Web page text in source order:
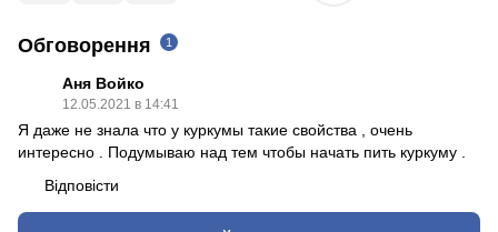
Обговорення 1
Аня Войко
12.05.2021 в 14:41
Я даже не знала что у куркумы такие свойства , очень
интересно . Подумываю над тем чтобы начать пить куркуму .
Відповісти